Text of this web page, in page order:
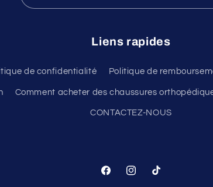
Liens rapides
de confidentialité Politique de
Comment acheter des chaussures
CONTACTEZ-NOUS
FacebookInstagram
TikTok